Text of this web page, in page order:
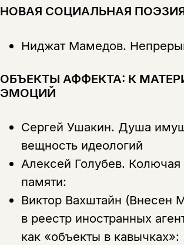
НОВАЯ СОЦИАЛЬНАЯ
Ниджат Мамедов.
ОБЪЕКТЫ АФФЕКТА: К
ЭМОЦИЙ
Сергей Ушакин. Душа
вещность идеологий
Алексей Голубев. Колючая
памяти:
Виктор Вахштайн (Внесен
в реестр иностранных
как «объекты в кавычках»: